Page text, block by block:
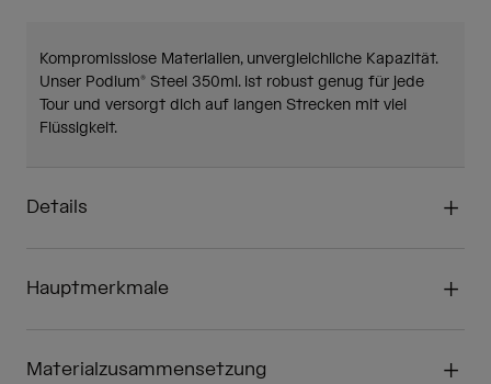
Kompromisslose Materialien, unvergleichliche Kapazität.
Unser Podium® Steel 350ml. ist robust genug für jede
Tour und versorgt dich auf langen Strecken mit viel
Flüssigkeit.
Details
Hauptmerkmale
Materialzusammensetzung